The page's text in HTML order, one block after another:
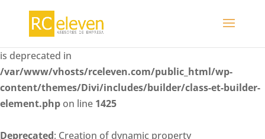
Deprecated : Creation of dynamic property
is deprecated in
/var/www/vhosts/rceleven.com/public_html/wp-
content/themes/Divi/includes/builder/class-et-builder-
element.php on line 1425
Deprecated: Creation of dynamic property